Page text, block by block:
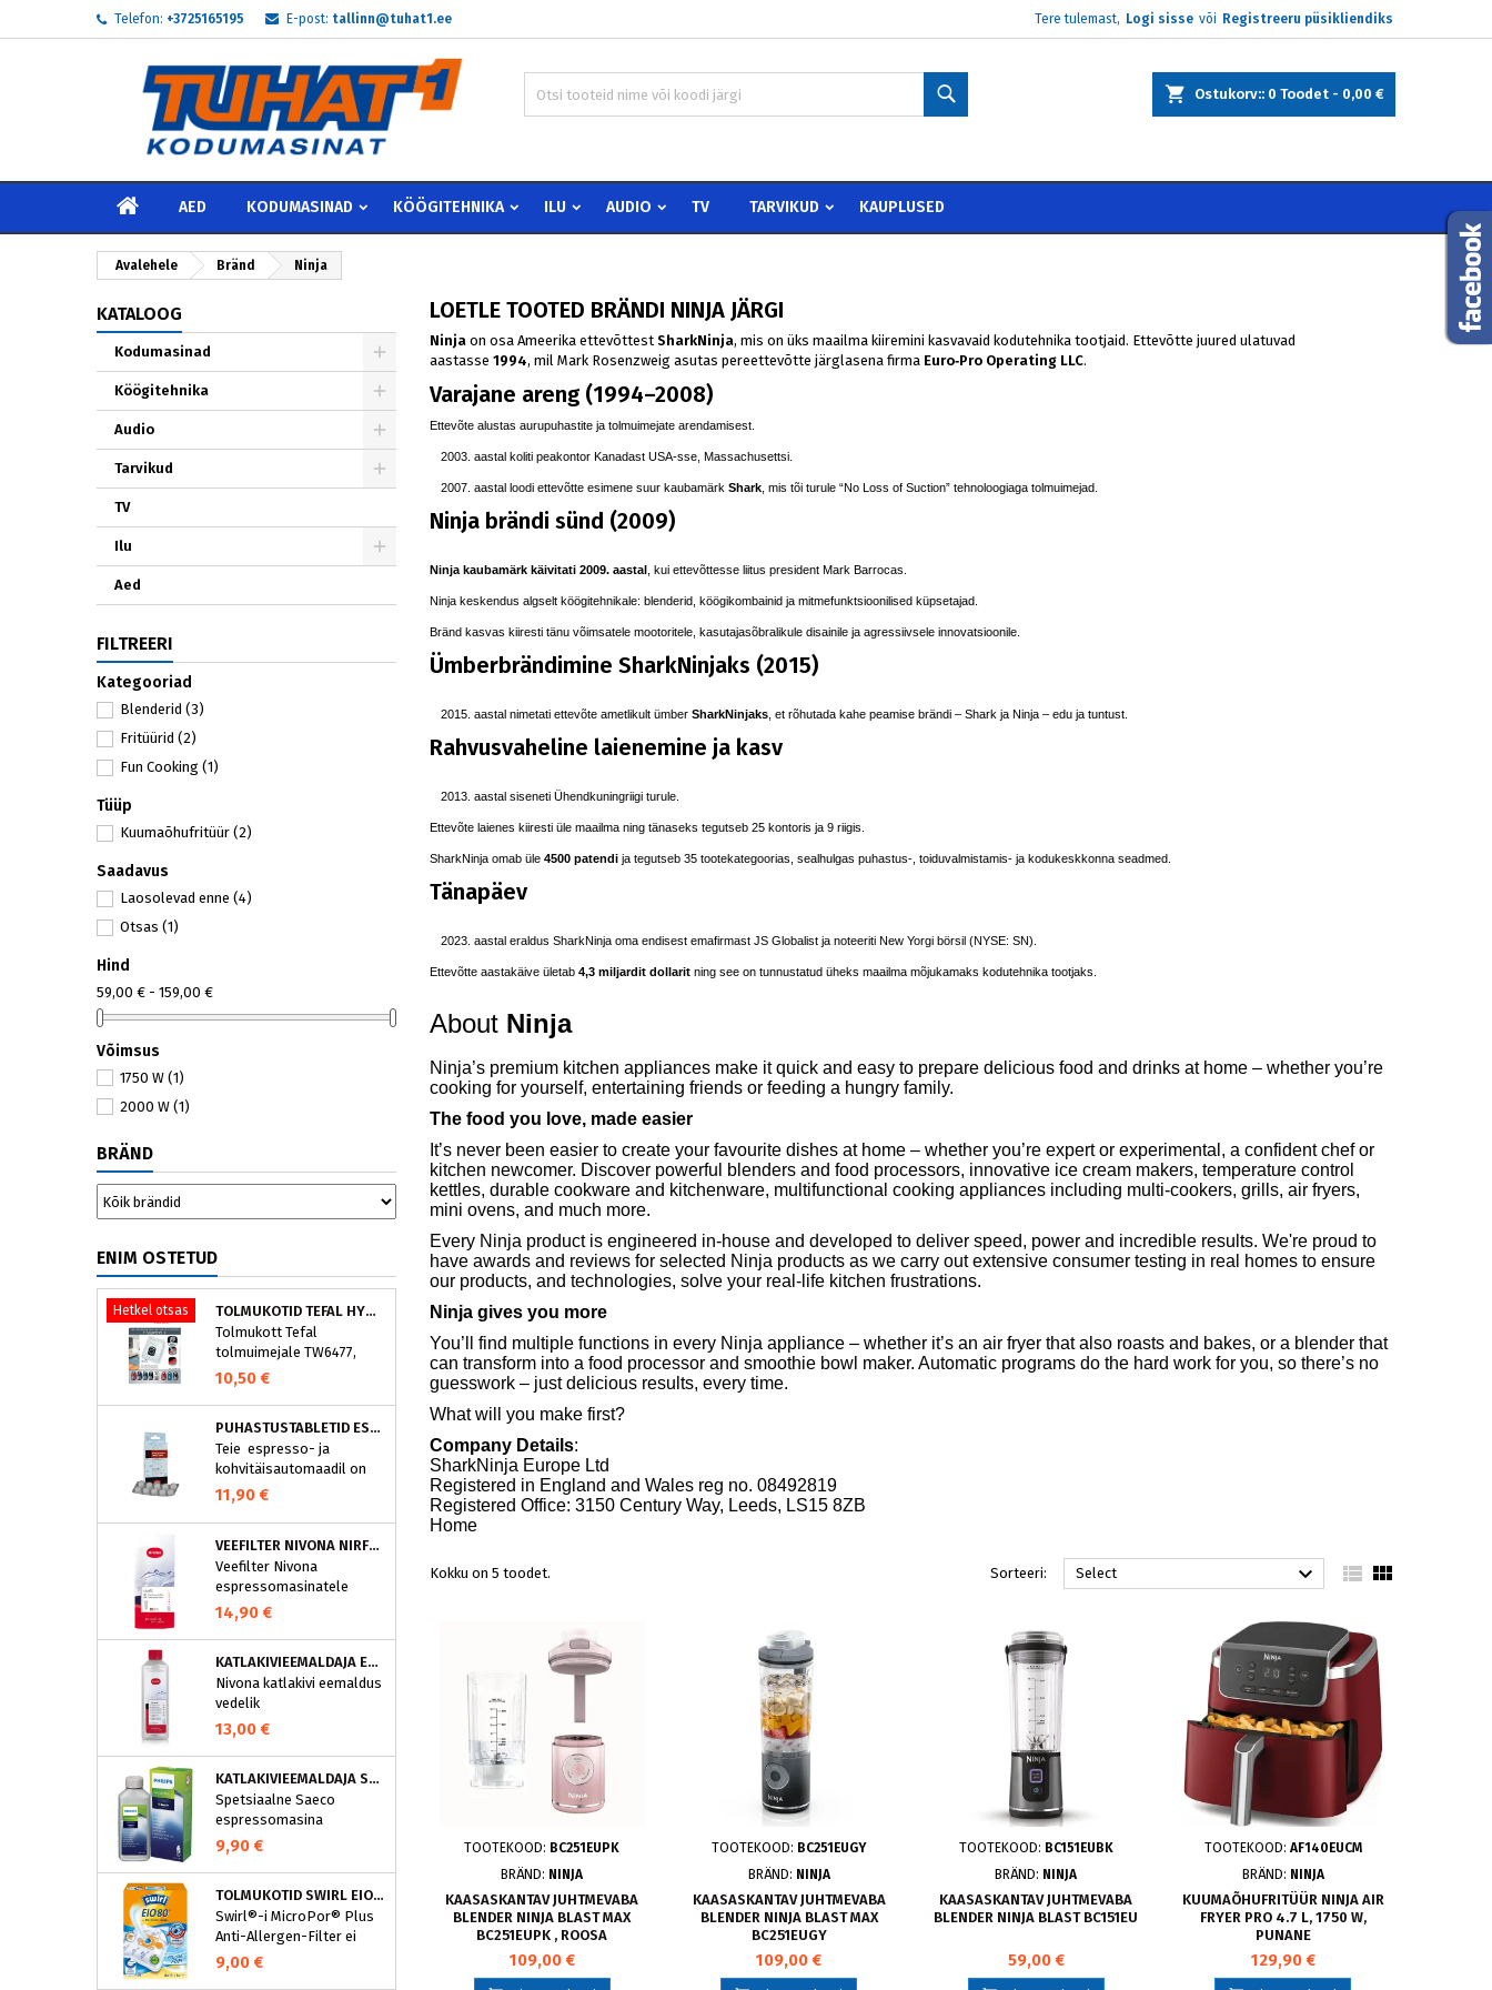
Telefon: +3725165195 E-post: tallinn@tuhat1.ee Tere tulemast, Logi sisse või Registreeru püsikliendiks
Ostukorv: 0 Toodet - 0,00 €
AVALEHELE
AED KODUMASINAD KÖÖGITEHNIKA ILU AUDIO TV TARVIKUD KAUPLUSED
Avalehele Bränd Ninja
KATALOOG
Kodumasinad
Köögitehnika
Audio
Tarvikud
TV
Ilu
Aed
FILTREERI
Kategooriad
Blenderid (3)
Fritüürid (2)
Fun Cooking (1)
Tüüp
Kuumaõhufritüür (2)
Saadavus
Laosolevad enne (4)
Otsas (1)
Hind
59,00 € - 159,00 €
Võimsus
1750 W (1)
2000 W (1)
BRÄND
ENIM OSTETUD
Hetkel otsas
TOLMUKOTID TEFAL HYGIENE+ ZR200540 (4 TK)
Tolmukott Tefal
tolmuimejale TW6477,
TW6886..
10,50 €
PUHASTUSTABLETID ESPRESSOMASINALE, NIVONA 390701200
Teie espresso- ja
kohvitäisautomaadil on
integreeritud
puhastusprogramm.
NIVONA puhastustabletid
on loodud spetsiaalselt
selle programmi jaoks ja
eraldavad mustuse nagu
nt kohvirasva
aparaati ja tagab täiusliku
aroomi.
11,90 €
VEEFILTER NIVONA NIRF701
Veefilter Nivona
espressomasinatele
14,90 €
KATLAKIVIEEMALDAJA ESPRESSOMASINATELE, NIVONA (500 ML)
Nivona katlakivi eemaldus
vedelik
espressomasinatele
13,00 €
KATLAKIVIEEMALDAJA SAECO ESPRESSOMASINATELE, PHILIPS CA6700/10
Spetsiaalne Saeco
espressomasina
katlakivieemaldi
Espressomasinast
eemaldamine on vajalik
selleks, et hoida masin
parimas korras. See
spetsiaalne
9,90 €
TOLMUKOTID SWIRL EIO80MNEW
Swirl®-i MicroPor® Plus
Anti-Allergen-Filter ei
lukusta ohutult
tolmuimejakotti mitte
9,00 €
LOETLE TOOTED BRÄNDI NINJA JÄRGI
Ninja on osa Ameerika ettevõttest SharkNinja, mis on üks maailma kiiremini kasvavaid kodutehnika tootjaid. Ettevõtte juured ulatuvad
aastasse 1994, mil Mark Rosenzweig asutas pereettevõtte järglasena firma Euro‑Pro Operating LLC.
Varajane areng (1994–2008)
Ettevõte alustas aurupuhastite ja tolmuimejate arendamisest.
aastal koliti peakontor Kanadast USA-sse, Massachusettsi.
aastal loodi ettevõtte esimene suur kaubamärk Shark, mis tõi turule “No Loss of Suction” tehnoloogiaga tolmuimejad.
Ninja brändi sünd (2009)
Ninja kaubamärk käivitati 2009. aastal , kui ettevõttesse liitus president Mark Barrocas.
Ninja keskendus algselt köögitehnikale: blenderid, köögikombainid ja mitmefunktsioonilised küpsetajad.
Bränd kasvas kiiresti tänu võimsatele mootoritele, kasutajasõbralikule disainile ja agressiivsele innovatsioonile.
Ümberbrändimine SharkNinjaks (2015)
aastal nimetati ettevõte ametlikult ümber SharkNinjaks, et rõhutada kahe peamise brändi – Shark ja Ninja – edu ja tuntust.
Rahvusvaheline laienemine ja kasv
aastal siseneti Ühendkuningriigi turule.
Ettevõte laienes kiiresti üle maailma ning tänaseks tegutseb 25 kontoris ja 9 riigis.
SharkNinja omab üle 4500 patendi ja tegutseb 35 tootekategoorias, sealhulgas puhastus-, toiduvalmistamis- ja kodukeskkonna seadmed.
Tänapäev
aastal eraldus SharkNinja oma endisest emafirmast JS Globalist ja noteeriti New Yorgi börsil (NYSE: SN).
Ettevõtte aastakäive ületab 4,3 miljardit dollarit ning see on tunnustatud üheks maailma mõjukamaks kodutehnika tootjaks.
About Ninja
Ninja’s premium kitchen appliances make it quick and easy to prepare delicious food and drinks at home – whether you’re
cooking for yourself, entertaining friends or feeding a hungry family.
The food you love, made easier
It’s never been easier to create your favourite dishes at home – whether you’re expert or experimental, a confident chef or
kitchen newcomer. Discover powerful blenders and food processors, innovative ice cream makers, temperature control
kettles, durable cookware and kitchenware, multifunctional cooking appliances including multi-cookers, grills, air fryers,
mini ovens, and much more.
Every Ninja product is engineered in-house and developed to deliver speed, power and incredible results. We're proud to
have awards and reviews for selected Ninja products as we carry out extensive consumer testing in real homes to ensure
our products, and technologies, solve your real-life kitchen frustrations.
Ninja gives you more
You’ll find multiple functions in every Ninja appliance – whether it’s an air fryer that also roasts and bakes, or a blender that
can transform into a food processor and smoothie bowl maker. Automatic programs do the hard work for you, so there’s no
guesswork – just delicious results, every time.
What will you make first?
Company Details:
SharkNinja Europe Ltd
Registered in England and Wales reg no. 08492819
Registered Office: 3150 Century Way, Leeds, LS15 8ZB
Home
Kokku on 5 toodet. Sorteeri: Select   
TOOTEKOOD: BC251EUPK
BRÄND: NINJA
KAASASKANTAV JUHTMEVABA
BLENDER NINJA BLAST MAX
BC251EUPK , ROOSA
109,00 €
TOOTEKOOD: BC251EUGY
BRÄND: NINJA
KAASASKANTAV JUHTMEVABA
BLENDER NINJA BLAST MAX
BC251EUGY
109,00 €
TOOTEKOOD: BC151EUBK
BRÄND: NINJA
KAASASKANTAV JUHTMEVABA
BLENDER NINJA BLAST BC151EU
59,00 €
TOOTEKOOD: AF140EUCM
BRÄND: NINJA
KUUMAÕHUFRITÜÜR NINJA AIR
FRYER PRO 4.7 L, 1750 W,
PUNANE
129,90 €
Create new list
((confirmMessage))
Te peate olema sisselogitud, et tooteid soovinimekirja lisada.